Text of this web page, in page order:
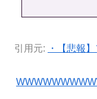
引用元:
・【悲報